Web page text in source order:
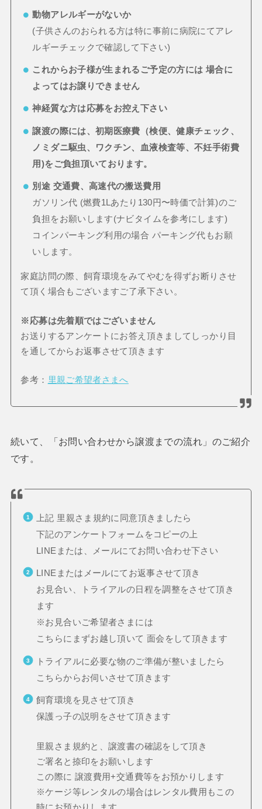
動物アレルギーがないか
(子供さんのおられる方は特に事前に病院にてアレ
ルギーチェックで確認して下さい)
これからお子様が生まれるご予定の方には 場合に
よってはお譲りできません
神経質な方は応募をお控え下さい
譲渡の際には、初期医療費（検便、健康チェック、
ノミダニ駆虫、ワクチン、血液検査等、不妊手術費
用)をご負担頂いております。
別途 交通費、高速代の搬送費用
ガソリン代 (燃費1Lあたり130円〜時価で計算)のご
負担をお願いします(ナビタイムを参考にします)
コインパーキング利用の場合 パーキング代もお願
いします。
家庭訪問の際、飼育環境をみてやむを得ずお断りさせ
て頂く場合もございますご了承下さい。
※応募は先着順ではございません
お送りするアンケートにお答え頂きましてしっかり目
を通してからお返事させて頂きます
参考： 里親ご希望者さまへ
続いて、「お問い合わせから譲渡までの流れ」のご紹介
です。
上記 里親さま規約に同意頂きましたら
下記のアンケートフォームをコピーの上
LINEまたは、メールにてお問い合わせ下さい
LINEまたはメールにてお返事させて頂き
お見合い、トライアルの日程を調整をさせて頂き
ます
※お見合いご希望者さまには
こちらにまずお越し頂いて 面会をして頂きます
トライアルに必要な物のご準備が整いましたら
こちらからお伺いさせて頂きます
飼育環境を見させて頂き
保護っ子の説明をさせて頂きます
里親さま規約と、譲渡書の確認をして頂き
ご署名と捺印をお願いします
この際に 譲渡費用+交通費等をお預かりします
※ケージ等レンタルの場合はレンタル費用もこの